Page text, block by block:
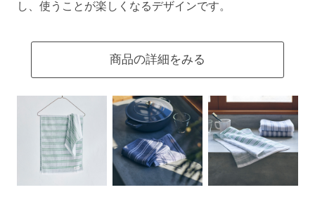
し、使うことが楽しくなるデザインです。
商品の詳細をみる